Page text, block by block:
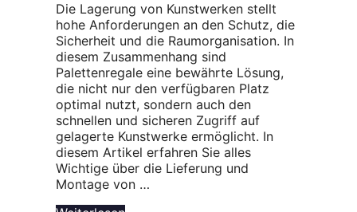
Die Lagerung von Kunstwerken stellt
hohe Anforderungen an den Schutz, die
Sicherheit und die Raumorganisation. In
diesem Zusammenhang sind
Palettenregale eine bewährte Lösung,
die nicht nur den verfügbaren Platz
optimal nutzt, sondern auch den
schnellen und sicheren Zugriff auf
gelagerte Kunstwerke ermöglicht. In
diesem Artikel erfahren Sie alles
Wichtige über die Lieferung und
Montage von …